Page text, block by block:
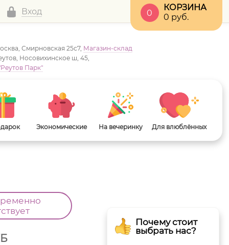
Вход
КОРЗИНА
0 руб.
0
Смирновская 25с7, Магазин-склад
Носовихинское ш, 45,
Парк"
Экономические На вечеринку Для влюблённых
Почему стоит
выбрать нас?